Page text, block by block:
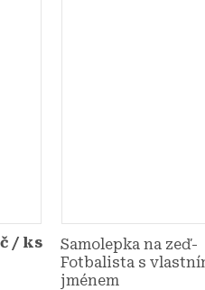
/ ks
Samolepka na zeď-
Fotbalista s
jménem